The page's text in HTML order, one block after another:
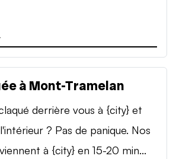
à Mont-Tramelan
derrière vous à {city} et
? Pas de panique. Nos
à {city} en 15-20 min...